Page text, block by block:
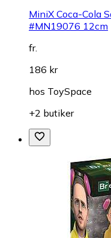
MiniX Coca-Cola
#MN19076 12cm
fr.
186 kr
hos ToySpace
+2 butiker